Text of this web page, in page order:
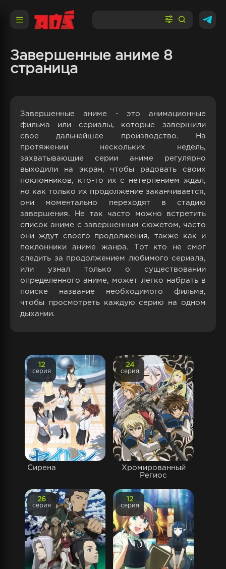
Завершенные аниме 8
страница
Завершенные аниме - это анимационные
фильма или сериалы, которые завершили
свое дальнейшее производство. На
протяжении нескольких недель,
захватывающие серии аниме регулярно
выходили на экран, чтобы радовать своих
поклонников, кто-то их с нетерпением ждал,
но как только их продолжение заканчивается,
они моментально переходят в стадию
завершения. Не так часто можно встретить
список аниме с завершенным сюжетом, часто
они ждут своего продолжения, также как и
поклонники аниме жанра. Тот кто не смог
следить за продолжением любимого сериала,
или узнал только о существовании
определенного аниме, может легко набрать в
поиске название необходимого фильма,
чтобы просмотреть каждую серию на одном
дыхании.
Сирена
12
серия
Хромированный
Региос
24
серия
26
серия
12
серия